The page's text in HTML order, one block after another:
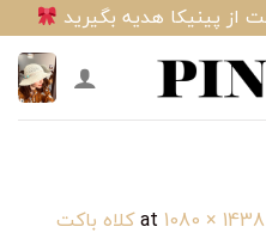
1080 × 1438
کلاه باکت